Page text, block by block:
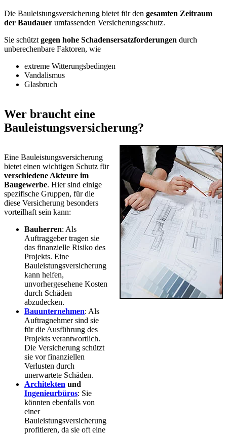
Die Bauleistungsversicherung bietet für den gesamten Zeitraum
der Baudauer umfassenden Versicherungsschutz.
Sie schützt gegen hohe Schadensersatzforderungen durch
unberechenbare Faktoren, wie
extreme Witterungsbedingen
Vandalismus
Glasbruch
Wer braucht eine
Bauleistungsversicherung?
Eine Bauleistungsversicherung
bietet einen wichtigen Schutz für
verschiedene Akteure im
Baugewerbe. Hier sind einige
spezifische Gruppen, für die
diese Versicherung besonders
vorteilhaft sein kann:
Bauherren: Als
Auftraggeber tragen sie
das finanzielle Risiko des
Projekts. Eine
Bauleistungsversicherung
kann helfen,
unvorhergesehene Kosten
durch Schäden
abzudecken.
Bauunternehmen: Als
Auftragnehmer sind sie
für die Ausführung des
Projekts verantwortlich.
Die Versicherung schützt
sie vor finanziellen
Verlusten durch
unerwartete Schäden.
Architekten und
Ingenieurbüros: Sie
könnten ebenfalls von
einer
Bauleistungsversicherung
profitieren, da sie oft eine